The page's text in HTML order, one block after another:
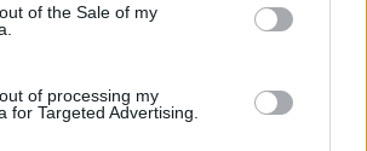
of the Sale of my
of processing my
for Targeted Advertising.